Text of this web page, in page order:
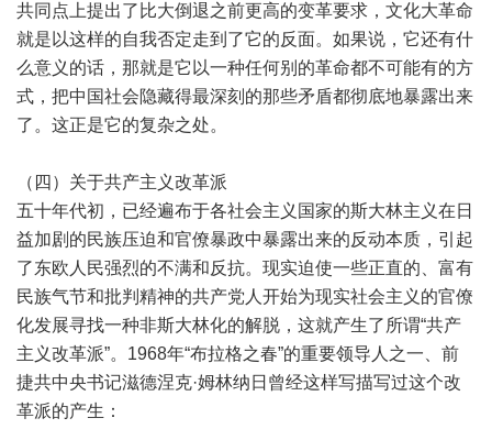
共同点上提出了比大倒退之前更高的变革要求，文化大革命
就是以这样的自我否定走到了它的反面。如果说，它还有什
么意义的话，那就是它以一种任何别的革命都不可能有的方
式，把中国社会隐藏得最深刻的那些矛盾都彻底地暴露出来
了。这正是它的复杂之处。
（四）关于共产主义改革派
五十年代初，已经遍布于各社会主义国家的斯大林主义在日
益加剧的民族压迫和官僚暴政中暴露出来的反动本质，引起
了东欧人民强烈的不满和反抗。现实迫使一些正直的、富有
民族气节和批判精神的共产党人开始为现实社会主义的官僚
化发展寻找一种非斯大林化的解脱，这就产生了所谓“共产
主义改革派”。1968年“布拉格之春”的重要领导人之一、前
捷共中央书记滋德涅克·姆林纳日曾经这样写描写过这个改
革派的产生：